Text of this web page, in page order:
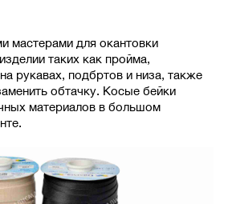
мастерами для окантовки
таких как пройма,
рукавах, подбртов и низа, также
обтачку. Косые бейки
материалов в большом